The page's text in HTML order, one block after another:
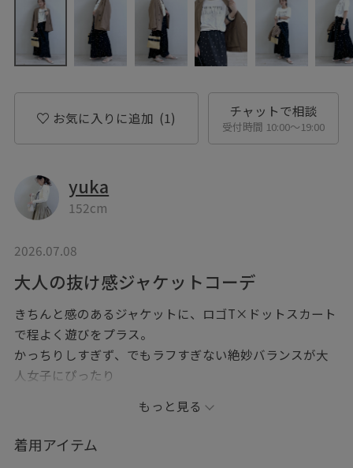
お気に入りに追加 (1) チャットで相談
受付時間 10:00〜19:00
yuka
152cm
2026.07.08
大人の抜け感ジャケットコーデ
きちんと感のあるジャケットに、ロゴT×ドットスカート
で程よく遊びをプラス。
かっちりしすぎず、でもラフすぎない絶妙バランスが大
人女子にぴったり
軽めのジャケットは冷房対策や日差し避けにも使えて、
今の時期から長く活躍。
甘めのドット柄も、落ち着いたカラー合わせなら取り入
もっと見る
着用アイテム